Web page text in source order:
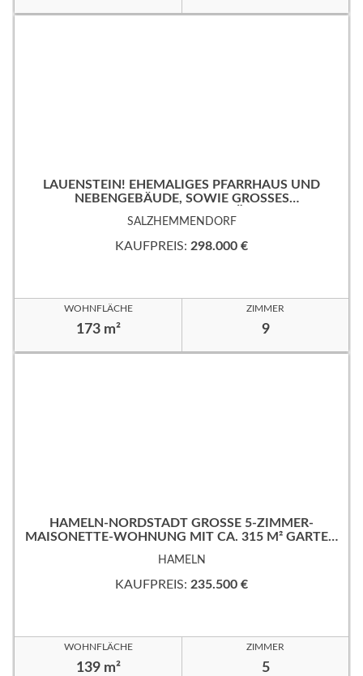
LAUENSTEIN! EHEMALIGES PFARRHAUS UND
NEBENGEBÄUDE, SOWIE GROSSES
SALZHEMMENDORF
KAUFPREIS: 298.000 €
WOHNFLÄCHE
173 m²
ZIMMER
9
HAMELN-NORDSTADT GROSSE 5-ZIMMER-M
AISONETTE-WOHNUNG MIT CA. 315 M² GARTEN
HAMELN
KAUFPREIS: 235.500 €
WOHNFLÄCHE
139 m²
ZIMMER
5